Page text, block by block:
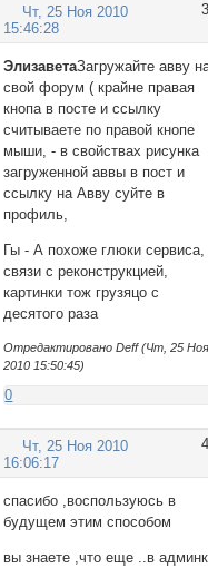
3
Чт, 25 Ноя 2010
15:46:28
ЭлизаветаЗагружайте авву
свой форум ( крайне правая
кнопа в посте и ссылку
считываете по правой кнопе
мыши, - в свойствах рисунка
загруженной аввы в пост и
ссылку на Авву суйте в
профиль,
Гы - А похоже глюки сервиса,
связи с реконструкцией,
картинки тож грузяцо с
десятого раза
Отредактировано Deff (Чт, 25
2010 15:50:45)
0
4
Чт, 25 Ноя 2010
16:06:17
спасибо ,воспользуюсь в
будущем этим способом
вы знаете ,что еще ..в